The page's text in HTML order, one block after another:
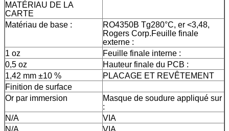
MATÉRIAU DE LA
CARTE
Matériau de base :
RO4350B Tg280°C, er <3,48,
Rogers Corp.Feuille finale
externe :
1 oz
Feuille finale interne :
0,5 oz
Hauteur finale du PCB :
1,42 mm ±10 %
PLACAGE ET REVÊTEMENT
Finition de surface
Or par immersion
Masque de soudure appliqué sur
:
N/A
VIA